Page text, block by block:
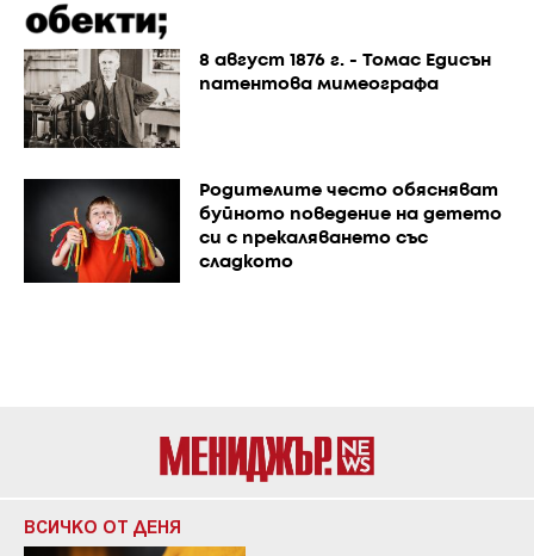
8 август 1876 г. - Томас Едисън
патентова мимеографа
Родителите често обясняват
буйното поведение на детето
си с прекаляването със
сладкото
ВСИЧКО ОТ ДЕНЯ